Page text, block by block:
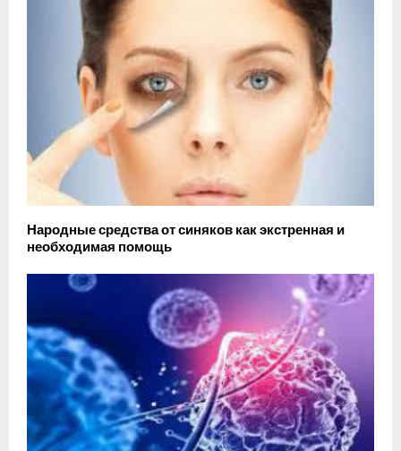
Народные средства от синяков как экстренная и
необходимая помощь